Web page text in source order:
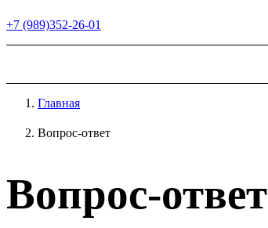
+7 (989)352-26-01
Главная
Вопрос-ответ
Вопрос-ответ